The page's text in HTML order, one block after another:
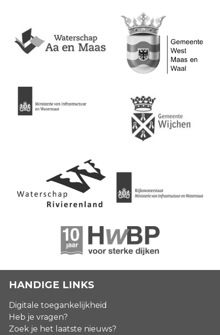
HANDIGE LINKS
Digitale toegankelijkheid
Heb je vragen?
Zoek je het laatste nieuws?